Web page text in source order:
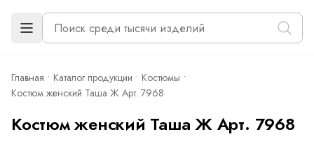
Главная Каталог продукции
Костюмы
Костюм женский Таша Ж Арт. 7968
Костюм женский Таша Ж Арт. 7968